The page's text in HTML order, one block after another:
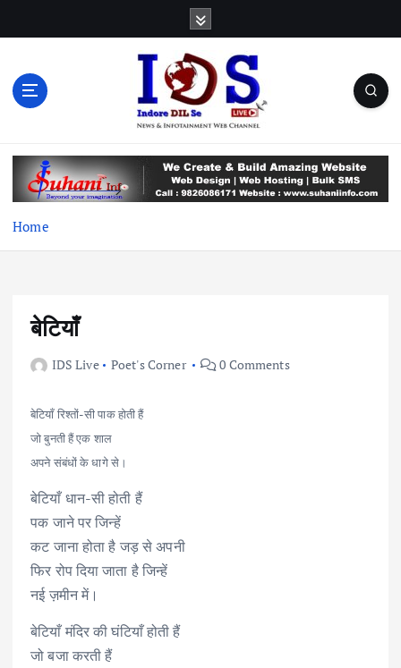
t
Home
बेटियाँ
IDS Live Poet's Corner 0 Comments
बेटियाँ रिश्तों-सी पाक होती हैं
जो बुनती हैं एक शाल
अपने संबंधों के धागे से।
बेटियाँ धान-सी होती हैं
पक जाने पर जिन्हें
कट जाना होता है जड़ से अपनी
फिर रोप दिया जाता है जिन्हें
नई ज़मीन में।
बेटियाँ मंदिर की घंटियाँ होती हैं
जो बजा करती हैं